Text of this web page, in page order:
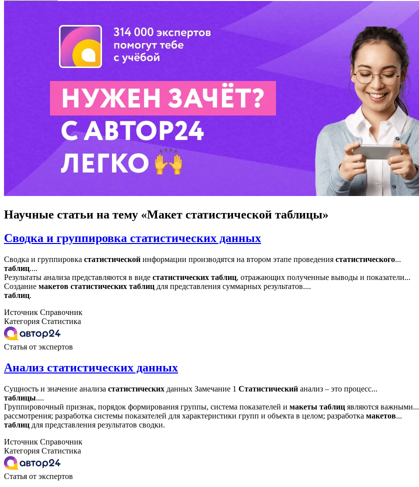
Научные статьи на тему «Макет статистической таблицы»
Сводка и группировка статистических данных
Сводка и группировка статистической информации производятся на втором этапе проведения статистического...
таблиц....
Результаты анализа представляются в виде статистических таблиц, отражающих полученные выводы и показатели...
Создание макетов статистических таблиц для представления суммарных результатов....
таблиц.
Источник Справочник
Категория Статистика
Статья от экспертов
Анализ статистических данных
Сущность и значение анализа статистических данных Замечание 1 Статистический анализ – это процесс...
таблицы....
Группировочный признак, порядок формирования группы, система показателей и макеты таблиц являются важными...
рассмотрения; разработка системы показателей для характеристики групп и объекта в целом; разработка макетов...
таблиц для представления результатов сводки.
Источник Справочник
Категория Статистика
Статья от экспертов